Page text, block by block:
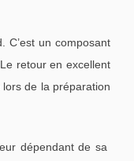
C’est un composant
retour en excellent
de la préparation
dépendant de sa